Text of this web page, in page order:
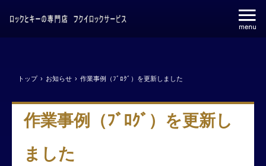
トップ › お知らせ › 作業事例（ﾌﾞﾛｸﾞ）を更新しました
作業事例（ﾌﾞﾛｸﾞ）を更新し
ました